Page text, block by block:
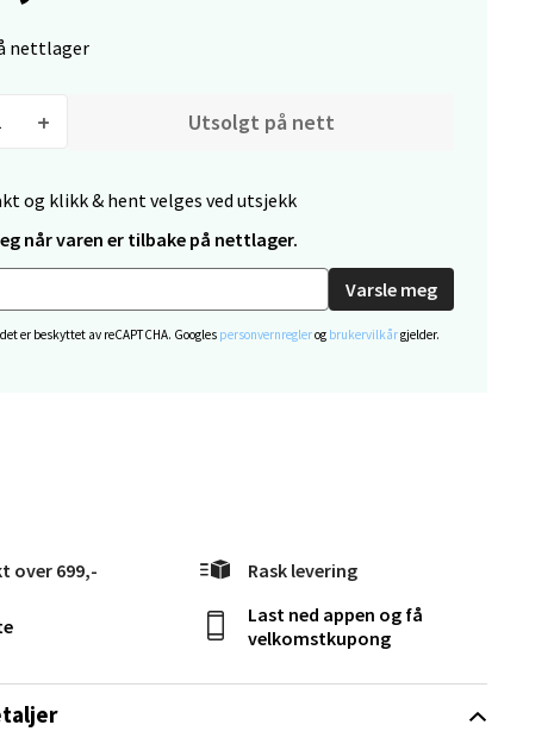
nettlager
Utsolgt på nett
og klikk & hent velges ved utsjekk
når varen er tilbake på nettlager.
Varsle meg
er beskyttet av reCAPTCHA. Googles personvernreglerog brukervilkårgjelder.
over 699,- Rask levering
Last ned appen og få
velkomstkupong
Velg
Velg